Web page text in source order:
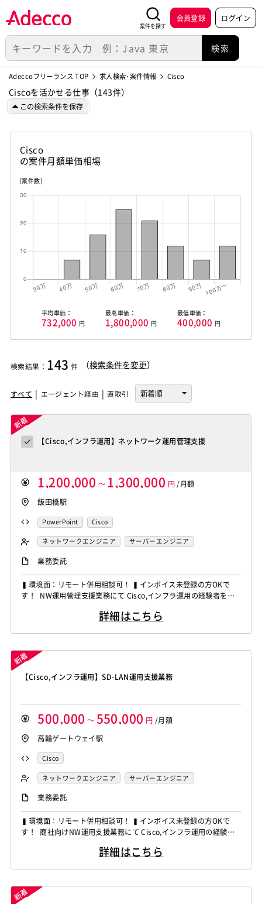
案件を探す
会員登録 ログイン
Adeccoフリーランス TOP 求人検索･案件情報 Cisco
Ciscoを活かせる仕事（143件）
この検索条件を保存
Cisco
の案件月額単価相場
[案件数]
平均単価：
732,000 円
最高単価：
1,800,000 円
最低単価：
400,000 円
検索結果 ： 143 件 （検索条件を変更）
すべて エージェント経由 直取引
【Cisco,インフラ運用】ネットワーク運用管理支援
1,200,000 ～ 1,300,000 円 /月額
飯田橋駅
PowerPoint Cisco
ネットワークエンジニア
サーバーエンジニア
業務系エンジニア
業務委託
▍環境面：リモート併用相談可！ ▍インボイス未登録の方OKで
す！ NW運用管理支援業務にて Cisco,インフラ運用の経験者を募
・ベンダーや関係者との調整対応 ・運用資料や報告書の作成支援
詳細はこちら
【Cisco,インフラ運用】SD-LAN運用支援業務
500,000 ～ 550,000 円 /月額
高輪ゲートウェイ駅
Cisco
ネットワークエンジニア サーバーエンジニア
業務委託
▍環境面：リモート併用相談可！ ▍インボイス未登録の方OKで
す！ 商社向けNW運用支援業務にて Cisco,インフラ運用の経験者
・NW障害調査や顧客対応支援 ・Cisco機器設定や問合せ対応 ・
詳細はこちら